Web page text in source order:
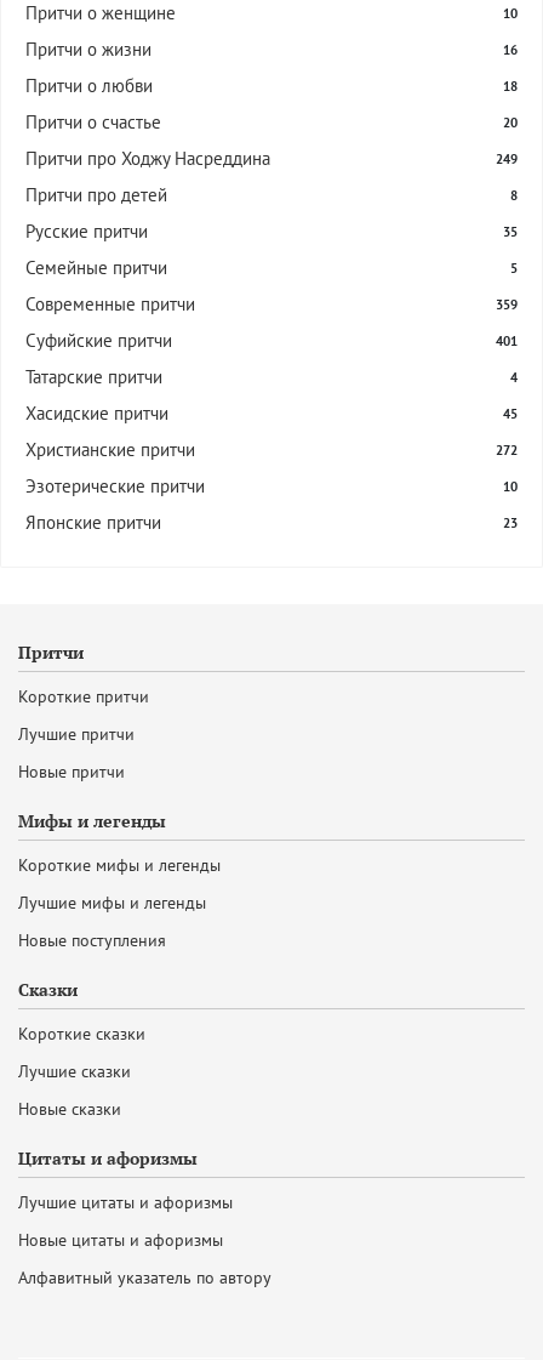
Притчи о женщине 10
Притчи о жизни 16
Притчи о любви 18
Притчи о счастье 20
Притчи про Ходжу Насреддина 249
Притчи про детей 8
Русские притчи 35
Семейные притчи 5
Современные притчи 359
Суфийские притчи 401
Татарские притчи 4
Хасидские притчи 45
Христианские притчи 272
Эзотерические притчи 10
Японские притчи 23
Притчи
Короткие притчи
Лучшие притчи
Новые притчи
Мифы и легенды
Короткие мифы и легенды
Лучшие мифы и легенды
Новые поступления
Сказки
Короткие сказки
Лучшие сказки
Новые сказки
Цитаты и афоризмы
Лучшие цитаты и афоризмы
Новые цитаты и афоризмы
Алфавитный указатель по автору